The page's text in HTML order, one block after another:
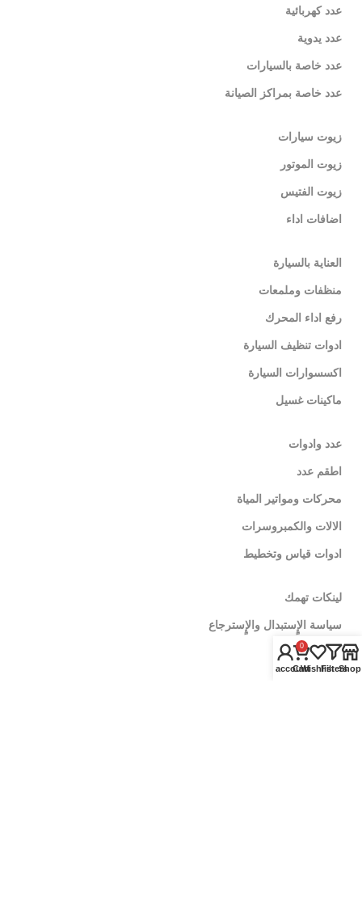
عدد كهربائية
عدد يدوية
عدد خاصة بالسيارات
عدد خاصة بمراكز الصيانة
زيوت سيارات
زيوت الموتور
زيوت الفتيس
اضافات اداء
العناية بالسيارة
منظفات وملمعات
رفع اداء المحرك
ادوات تنظيف السيارة
اكسسوارات السيارة
ماكينات غسيل
عدد وادوات
اطقم عدد
محركات ومواتير المياة
الالات والكمبروسرات
ادوات قياس وتخطيط
لينكات تهمك
سياسة الإٍستبدال والإٍسترجاع
سياسة الشحن
Shop
Filters
Wishlist
0
Cart
My account